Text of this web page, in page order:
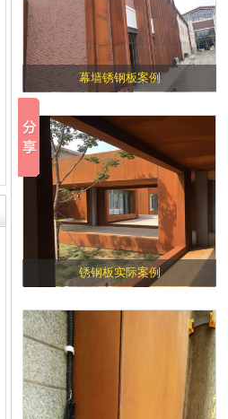
幕墙锈钢板案例
锈钢板实际案例